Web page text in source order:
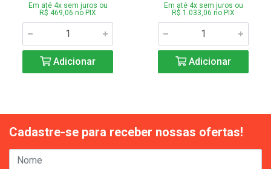
Em até 4x sem juros ou
R$ 469,06 no PIX
Adicionar
Em até 4x sem juros ou
R$ 1.033,06 no PIX
Adicionar
Cadastre-se para receber nossas ofertas!